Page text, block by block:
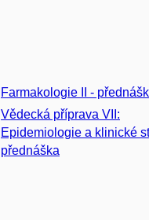
Farmakologie II -
Vědecká příprava VII:
Epidemiologie a klinické
přednáška